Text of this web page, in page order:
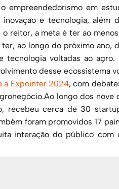
empreendedorismo em
e tecnologia, além
reitor, a meta é ter ao
ao longo do próximo ano,
tecnologia voltadas ao
desse ecossistema
a Expointer 2024, com
longo dos nove
recebeu cerca de 30
foram promovidos 17
interação do público com